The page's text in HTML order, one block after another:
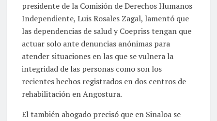
presidente de la Comisión de Derechos Humanos
Independiente, Luis Rosales Zagal, lamentó que
las dependencias de salud y Coepriss tengan que
actuar solo ante denuncias anónimas para
atender situaciones en las que se vulnera la
integridad de las personas como son los
recientes hechos registrados en dos centros de
rehabilitación en Angostura.
El también abogado precisó que en Sinaloa se